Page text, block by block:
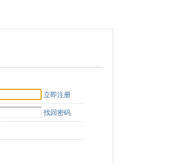
立即注册
找回密码